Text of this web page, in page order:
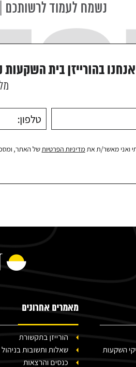
נשמח לעמוד לרשותכם
אנחנו בהורייזן בית השקעות
ואני מאשר/ת אתמדיניות הפרטיותשל האתר,
השקעות
מאמרים אחרונים
הורייזן בתקשורת
שאלות ותשובות בניהול
כנסים והרצאות